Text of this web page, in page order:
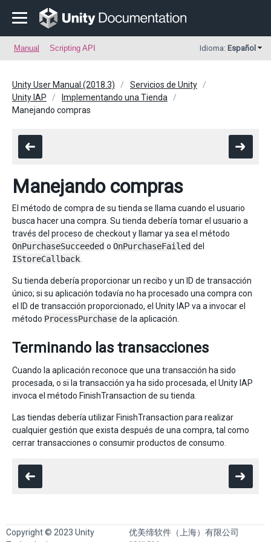
Manual Scripting API Idioma: Español
Unity User Manual (2018.3)
Servicios de Unity
Unity IAP
Implementando una Tienda
Manejando compras
Manejando compras
El método de compra de su tienda se llama cuando el usuario
busca hacer una compra. Su tienda debería tomar el usuario a
través del proceso de checkout y llamar ya sea el método
OnPurchaseSucceeded o OnPurchaseFailed del
IStoreCallback
Su tienda debería proporcionar un recibo y un ID de transacción
único; si su aplicación todavía no ha procesado una compra con
el ID de transacción proporcionado, el Unity IAP va a invocar el
método ProcessPurchase de la aplicación.
Terminando las transacciones
Cuando la aplicación reconoce que una transacción ha sido
procesada, o si la transacción ya ha sido procesada, el Unity IAP
invoca el método FinishTransaction de su tienda.
Las tiendas debería utilizar FinishTransaction para realizar
cualquier gestión que exista después de una compra, tal como
cerrar transacciones o consumir productos de consumo.
Copyright © 2023 Unity
优美缔软件（上海）有限公司